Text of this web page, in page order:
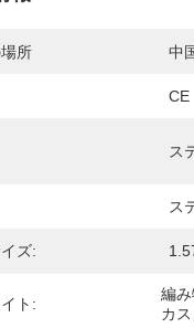
所 中
CE
ス
ス
ズ:
ト:
編
カ